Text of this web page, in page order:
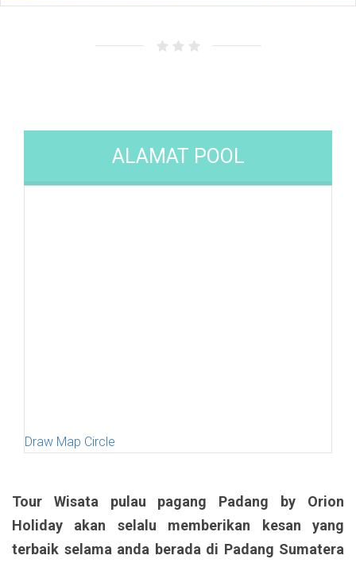
ALAMAT POOL
Draw Map Circle
Tour Wisata pulau pagang Padang by Orion
Holiday akan selalu memberikan kesan yang
terbaik selama anda berada di Padang Sumatera